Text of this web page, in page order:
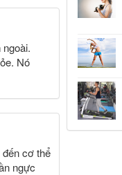
Nó
cơ thể
ngực